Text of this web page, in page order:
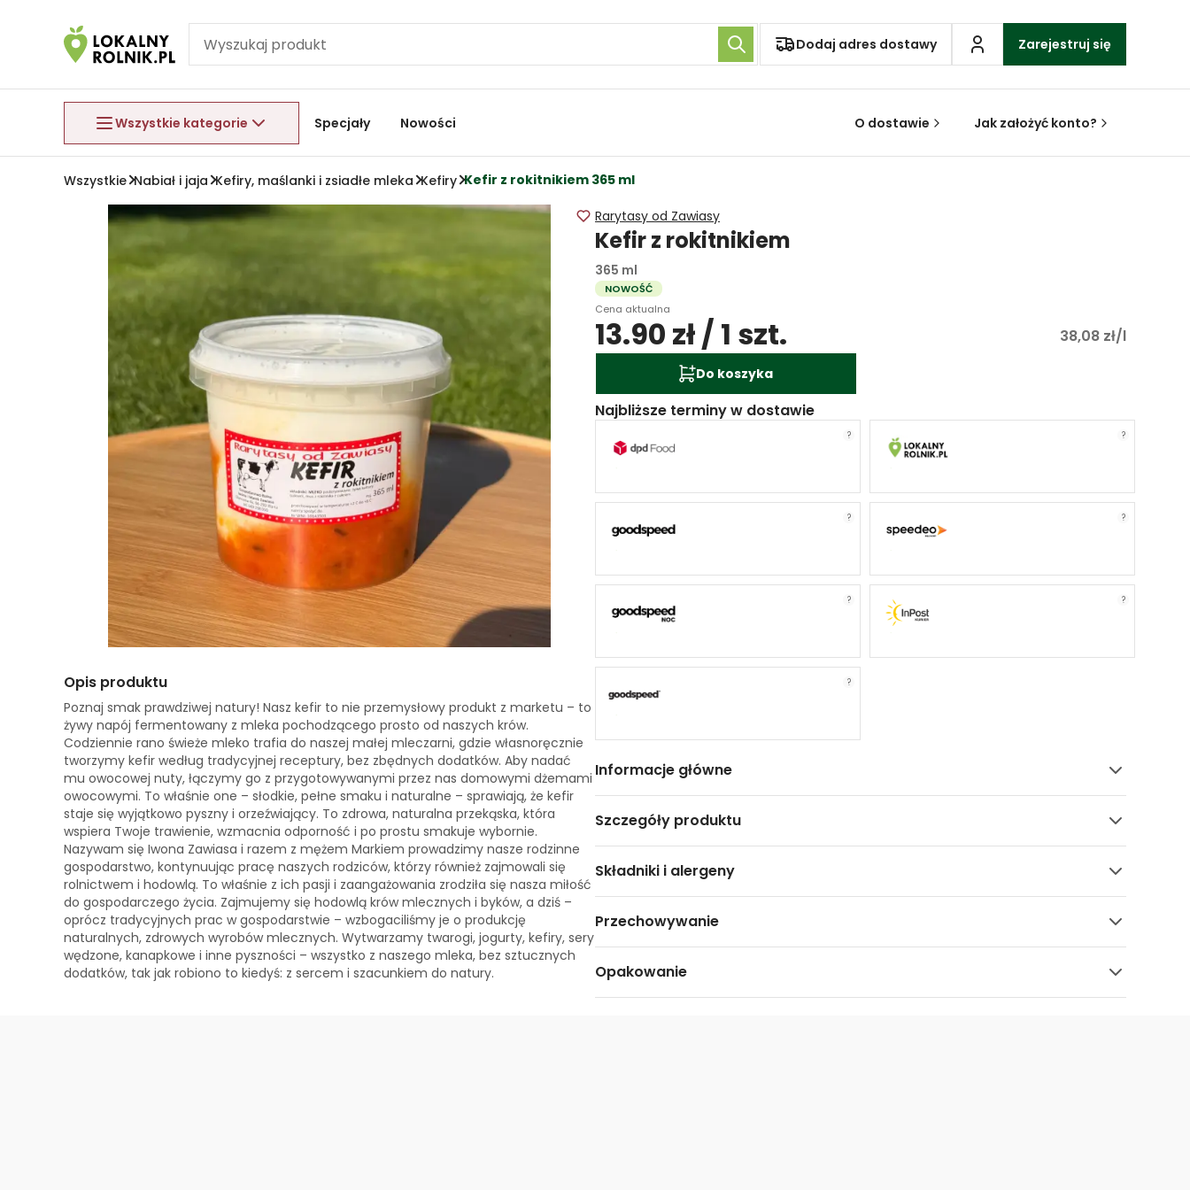
Dodaj adres dostawy Zarejestruj się
Wszystkie kategorie
Aby wyjść z menu, naciśnij przycisk Esc.
Specjały
Nowości O dostawie Jak założyć konto?
Wszystkie Nabiał i jaja Kefiry, maślanki i zsiadłe mleka Kefiry Kefir z rokitnikiem 365 ml
Opis produktu
Poznaj smak prawdziwej natury! Nasz kefir to nie przemysłowy produkt z marketu – to
żywy napój fermentowany z mleka pochodzącego prosto od naszych krów.
Codziennie rano świeże mleko trafia do naszej małej mleczarni, gdzie własnoręcznie
tworzymy kefir według tradycyjnej receptury, bez zbędnych dodatków. Aby nadać
mu owocowej nuty, łączymy go z przygotowywanymi przez nas domowymi dżemami
owocowymi. To właśnie one – słodkie, pełne smaku i naturalne – sprawiają, że kefir
staje się wyjątkowo pyszny i orzeźwiający. To zdrowa, naturalna przekąska, która
wspiera Twoje trawienie, wzmacnia odporność i po prostu smakuje wybornie.
Nazywam się Iwona Zawiasa i razem z mężem Markiem prowadzimy nasze rodzinne
gospodarstwo, kontynuując pracę naszych rodziców, którzy również zajmowali się
rolnictwem i hodowlą. To właśnie z ich pasji i zaangażowania zrodziła się nasza miłość
do gospodarczego życia. Zajmujemy się hodowlą krów mlecznych i byków, a dziś –
oprócz tradycyjnych prac w gospodarstwie – wzbogaciliśmy je o produkcję
naturalnych, zdrowych wyrobów mlecznych. Wytwarzamy twarogi, jogurty, kefiry, sery
wędzone, kanapkowe i inne pyszności – wszystko z naszego mleka, bez sztucznych
dodatków, tak jak robiono to kiedyś: z sercem i szacunkiem do natury.
Rarytasy od Zawiasy
Kefir z rokitnikiem
365 ml
NOWOŚĆ
Cena aktualna
13.90 zł / 1 szt. 38,08 zł/l
Do koszyka
Najbliższe terminy w dostawie
? ?
? ?
? ?
?
Informacje główne
Szczegóły produktu
Składniki i alergeny
Przechowywanie
Opakowanie